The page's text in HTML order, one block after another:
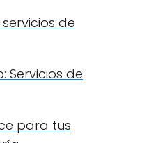
de
Servicios de
para tus